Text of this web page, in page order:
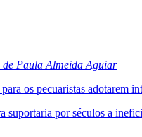
de Paula Almeida Aguiar
os pecuaristas adotarem
suportaria por séculos a